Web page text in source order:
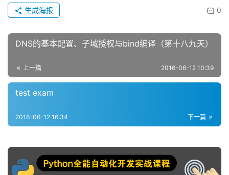
0
生成海报
DNS的基本配置、子域授权与bind编译（第十八九天）
上一篇 2016-06-12 10:39
test exam
下一篇
2016-06-12 16:34